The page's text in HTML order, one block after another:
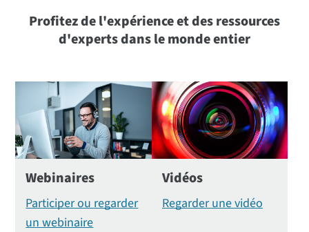
Profitez de l'expérience et des ressources
d'experts dans le monde entier
Webinaires
Participer ou regarder
un webinaire
Vidéos
Regarder une vidéo